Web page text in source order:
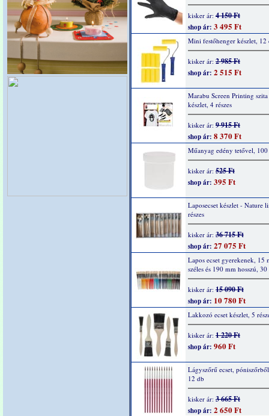
kisker ár: 4 150 Ft
shop ár: 3 495 Ft
Mini festőhenger készlet, 12
kisker ár: 2 985 Ft
shop ár: 2 515 Ft
Marabu Screen Printing
készlet, 4 részes
kisker ár: 9 915 Ft
shop ár: 8 370 Ft
Műanyag edény tetővel,
kisker ár: 525 Ft
shop ár: 395 Ft
Laposecset készlet - Nature
részes
kisker ár: 36 715 Ft
shop ár: 27 075 Ft
Lapos ecset gyerekenek, 15
széles és 190 mm hosszú,
kisker ár: 15 090 Ft
shop ár: 10 780 Ft
Lakkozó ecset készlet, 5
kisker ár: 1 220 Ft
shop ár: 960 Ft
Lágyszőrű ecset,
12 db
kisker ár: 3 665 Ft
shop ár: 2 650 Ft